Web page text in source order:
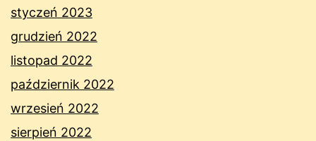
styczeń 2023
grudzień 2022
listopad 2022
październik 2022
wrzesień 2022
sierpień 2022